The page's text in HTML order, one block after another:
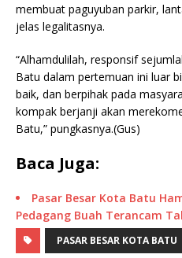
membuat paguyuban parkir,
jelas legalitasnya.
“Alhamdulilah, responsif
Batu dalam pertemuan ini luar
baik, dan berpihak pada
kompak berjanji akan
Batu,” pungkasnya.(Gus)
Baca Juga:
Pasar Besar Kota Batu
Pedagang Buah Terancam
PASAR BESAR KOTA BATU